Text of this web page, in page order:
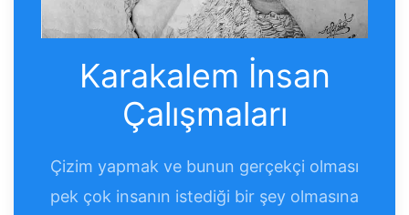
Karakalem İnsan
Çalışmaları
Çizim yapmak ve bunun gerçekçi olması
pek çok insanın istediği bir şey olmasına